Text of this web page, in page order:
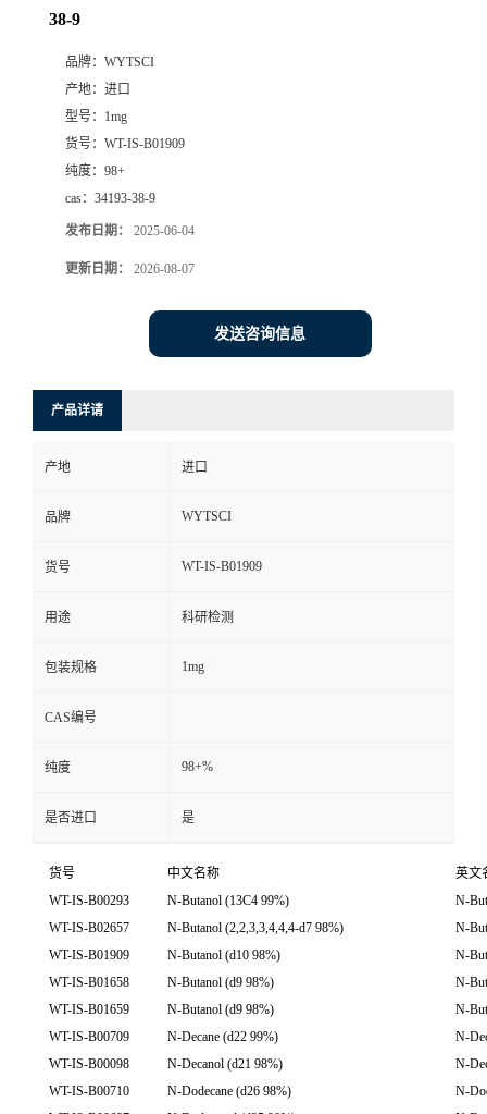
38-9
品牌： WYTSCI
产地： 进口
型号： 1mg
货号： WT-IS-B01909
纯度： 98+
cas： 34193-38-9
发布日期： 2025-06-04
更新日期： 2026-08-07
发送咨询信息
产品详请
产地 进口
品牌 WYTSCI
货号 WT-IS-B01909
用途 科研检测
包装规格 1mg
CAS编号
纯度 98+%
是否进口 是
货号 中文名称
英文
WT-IS-B00293
N-Butanol (13C4 99%)
N-
WT-IS-B02657
N-Butanol (2,2,3,3,4,4,4-d7 98%)
N-
WT-IS-B01909
N-Butanol (d10 98%)
N-
WT-IS-B01658
N-Butanol (d9 98%)
N-
WT-IS-B01659
N-Butanol (d9 98%)
N-
WT-IS-B00709
N-Decane (d22 99%)
N-
WT-IS-B00098
N-Decanol (d21 98%)
N-
WT-IS-B00710
N-Dodecane (d26 98%)
N-